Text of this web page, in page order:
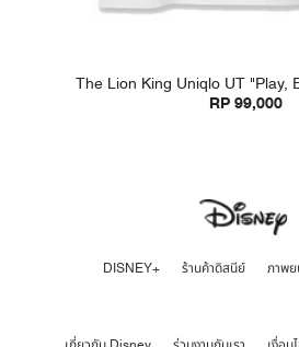
The Lion King Uniqlo UT "Play,
RP 99,000
DISNEY+ ร้านค้าดิสนีย์ ภาพ